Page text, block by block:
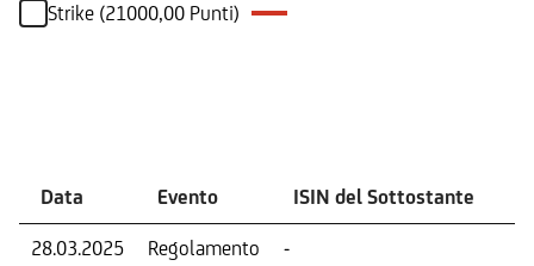
Strike (21000,00 Punti)
Data Evento ISIN del Sottostante
28.03.2025 Regolamento -